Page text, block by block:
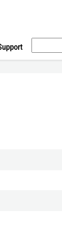
Suchen
nach: